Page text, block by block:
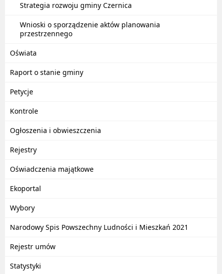
Strategia rozwoju gminy Czernica
Wnioski o sporządzenie aktów planowania
przestrzennego
Oświata
Raport o stanie gminy
Petycje
Kontrole
Ogłoszenia i obwieszczenia
Rejestry
Oświadczenia majątkowe
Ekoportal
Wybory
Narodowy Spis Powszechny Ludności i Mieszkań 2021
Rejestr umów
Statystyki